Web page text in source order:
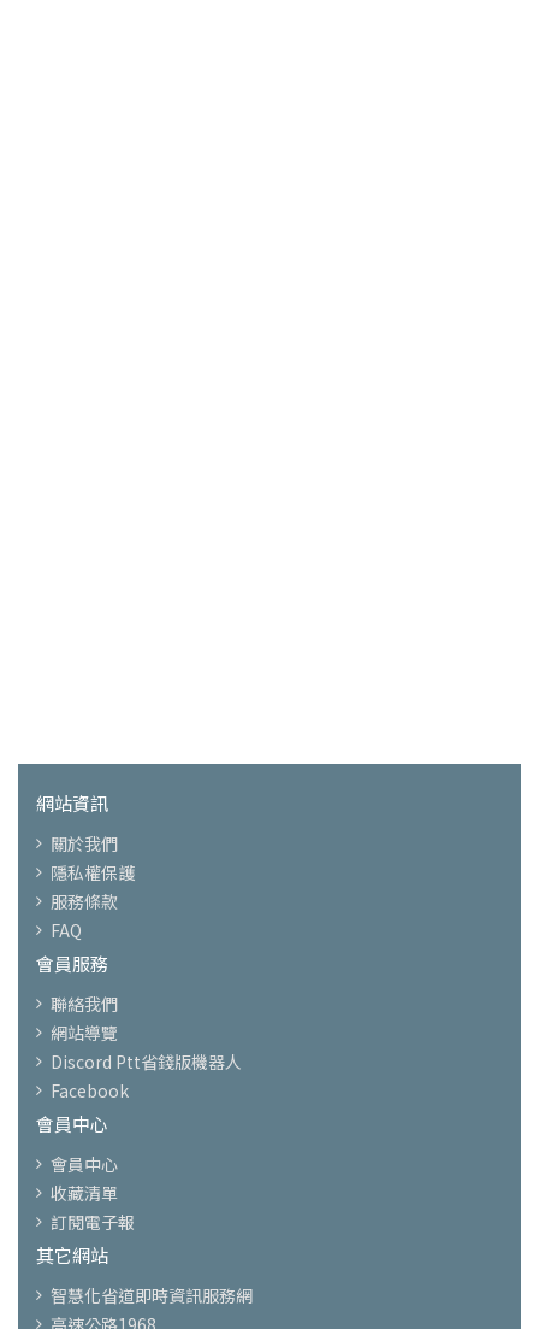
網站資訊
關於我們
隱私權保護
服務條款
FAQ
會員服務
聯絡我們
網站導覽
Discord Ptt省錢版機器人
Facebook
會員中心
會員中心
收藏清單
訂閱電子報
其它網站
智慧化省道即時資訊服務網